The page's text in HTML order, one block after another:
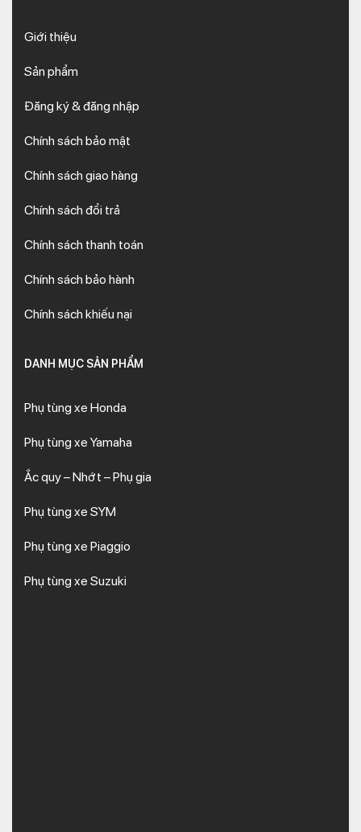
Giới thiệu
Sản phẩm
Đăng ký & đăng nhập
Chính sách bảo mật
Chính sách giao hàng
Chính sách đổi trả
Chính sách thanh toán
Chính sách bảo hành
Chính sách khiếu nại
DANH MỤC SẢN PHẨM
Phụ tùng xe Honda
Phụ tùng xe Yamaha
Ắc quy – Nhớt – Phụ gia
Phụ tùng xe SYM
Phụ tùng xe Piaggio
Phụ tùng xe Suzuki